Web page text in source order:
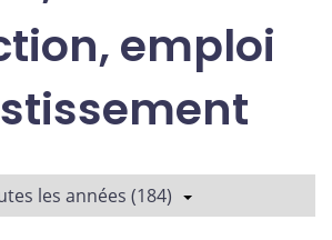
emploi
les années (184)